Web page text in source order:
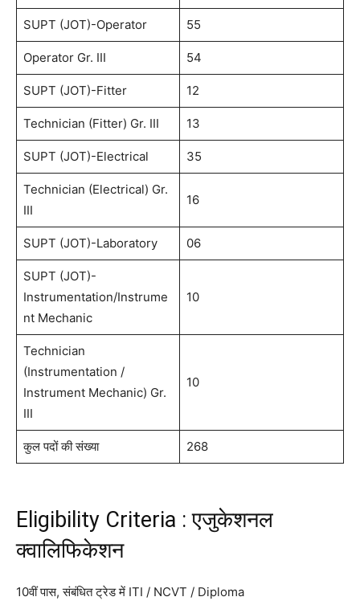
SUPT (JOT)-Operator 55
Operator Gr. III 54
SUPT (JOT)-Fitter 12
Technician (Fitter) Gr. III 13
SUPT (JOT)-Electrical 35
Technician (Electrical) Gr.
III
16
SUPT (JOT)-Laboratory 06
SUPT (JOT)-
Instrumentation/Instrume
nt Mechanic
10
Technician
(Instrumentation /
Instrument Mechanic) Gr.
III
10
कुल पदों की संख्या 268
Eligibility Criteria : एजुकेशनल
क्वालिफिकेशन
10वीं पास, संबंधित ट्रेड में ITI / NCVT / Diploma